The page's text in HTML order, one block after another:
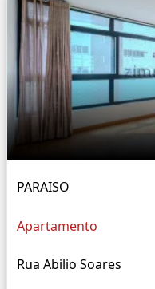
PARAISO
Apartamento
Rua Abilio Soares